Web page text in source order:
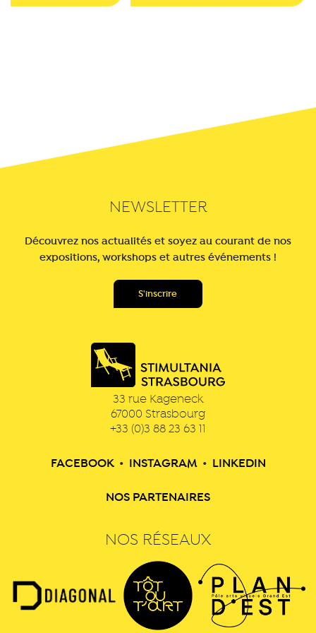
NEWSLETTER
Découvrez nos actualités et soyez au courant de nos
expositions, workshops et autres événements !
33 rue Kageneck
67000 Strasbourg
+33 (0)3 88 23 63 11
FACEBOOK • INSTAGRAM • LINKEDIN
NOS PARTENAIRES
NOS RÉSEAUX